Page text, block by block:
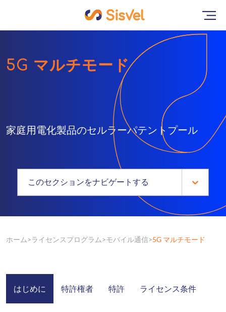
5G マルチモード
家庭用電化製品のセルラーパテントプール
このセクションをナビゲートする
ホーム ライセンスプログラム モバイル通信 5G マルチモード
はじめに 特許権者 特許 ライセンス条件